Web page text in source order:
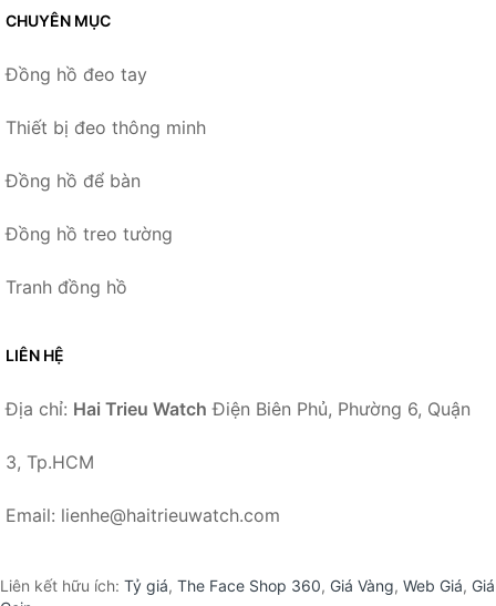
CHUYÊN MỤC
Đồng hồ đeo tay
Thiết bị đeo thông minh
Đồng hồ để bàn
Đồng hồ treo tường
Tranh đồng hồ
LIÊN HỆ
Địa chỉ: Hai Trieu Watch Điện Biên Phủ, Phường 6, Quận
3, Tp.HCM
Email: lienhe@haitrieuwatch.com
Liên kết hữu ích: Tỷ giá, The Face Shop 360, Giá Vàng, Web Giá, Giá